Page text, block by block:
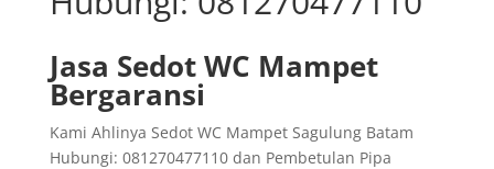
Jasa Sedot WC Mampet
Bergaransi
Kami Ahlinya Sedot WC Mampet Sagulung Batam
Hubungi: 081270477110 dan Pembetulan Pipa